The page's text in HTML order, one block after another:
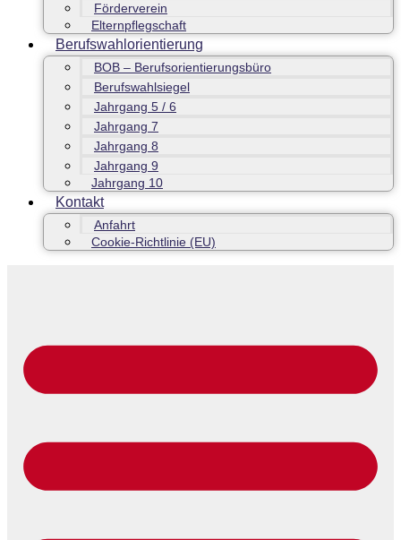
Förderverein
Elternpflegschaft
Berufswahlorientierung
BOB – Berufsorientierungsbüro
Berufswahlsiegel
Jahrgang 5 / 6
Jahrgang 7
Jahrgang 8
Jahrgang 9
Jahrgang 10
Kontakt
Anfahrt
Cookie-Richtlinie (EU)